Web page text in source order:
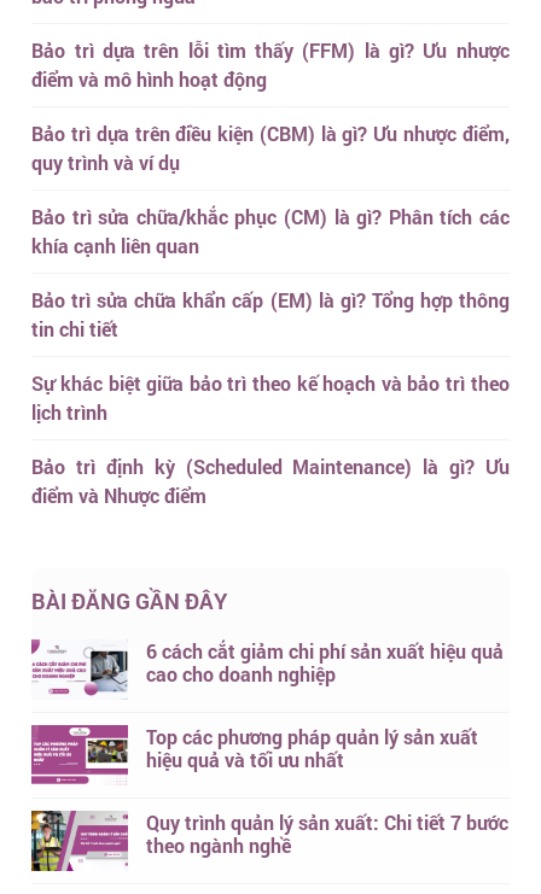
Bảo trì dựa trên lỗi tìm thấy (FFM) là gì? Ưu nhược
điểm và mô hình hoạt động
Bảo trì dựa trên điều kiện (CBM) là gì? Ưu nhược điểm,
quy trình và ví dụ
Bảo trì sửa chữa/khắc phục (CM) là gì? Phân tích các
khía cạnh liên quan
Bảo trì sửa chữa khẩn cấp (EM) là gì? Tổng hợp thông
tin chi tiết
Sự khác biệt giữa bảo trì theo kế hoạch và bảo trì theo
lịch trình
Bảo trì định kỳ (Scheduled Maintenance) là gì? Ưu
điểm và Nhược điểm
BÀI ĐĂNG GẦN ĐÂY
6 cách cắt giảm chi phí sản xuất hiệu quả
cao cho doanh nghiệp
Top các phương pháp quản lý sản xuất
hiệu quả và tối ưu nhất
Quy trình quản lý sản xuất: Chi tiết 7 bước
theo ngành nghề